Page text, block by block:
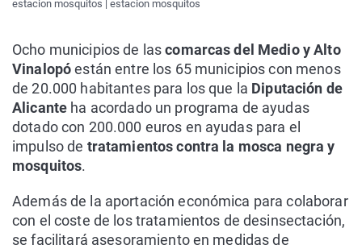
estacion mosquitos | estacion mosquitos
Ocho municipios de lascomarcas del Medio y Alto
Vinalopóestán entre los 65 municipios con menos
de 20.000 habitantes para los que la Diputación de
Alicante ha acordado un programa de ayudas
dotado con 200.000 euros en ayudas para el
impulso de tratamientos contra la mosca negra y
mosquitos.
Además de la aportación económica para colaborar
con el coste de los tratamientos de desinsectación,
se facilitará asesoramiento en medidas de